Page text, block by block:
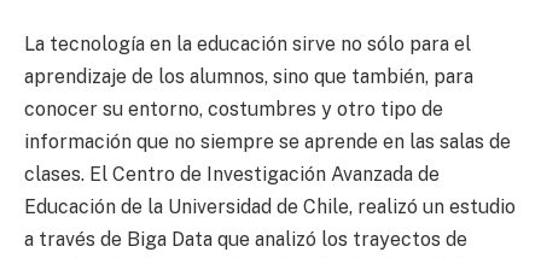
La tecnología en la educación sirve no sólo para el
aprendizaje de los alumnos, sino que también, para
conocer su entorno, costumbres y otro tipo de
información que no siempre se aprende en las salas de
clases. El Centro de Investigación Avanzada de
Educación de la Universidad de Chile, realizó un estudio
a través de Biga Data que analizó los trayectos de